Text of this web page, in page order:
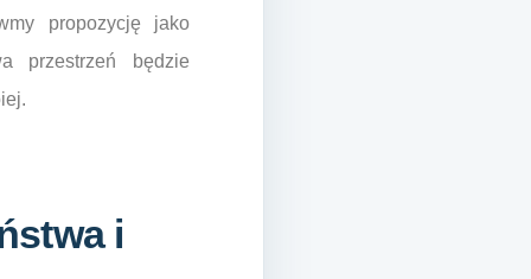
propozycję jako
przestrzeń będzie
i